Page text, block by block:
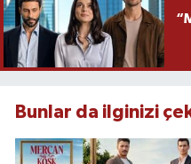
Bunlar da ilginizi